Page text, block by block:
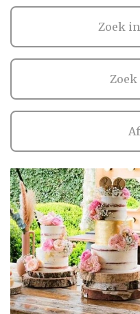
Klassiek of
De traditionele,
groot, wit van
en is voorzien van
Tegenwoordig zijn
traditionele
allerlei soorten,
Veel bruidsparen
de dessert table.
verschillende
pops, macarons
Weetje!
Een leuk weetje
bovenste laag,
staat, volgens de
aangesneden.
de vriezer worden
Zoek